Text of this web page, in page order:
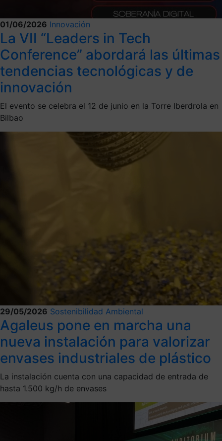
01/06/2026 Innovación
La VII “Leaders in Tech
Conference” abordará las últimas
tendencias tecnológicas y de
innovación
El evento se celebra el 12 de junio en la Torre Iberdrola en
Bilbao
29/05/2026 Sostenibilidad Ambiental
Agaleus pone en marcha una
nueva instalación para valorizar
envases industriales de plástico
La instalación cuenta con una capacidad de entrada de
hasta 1.500 kg/h de envases